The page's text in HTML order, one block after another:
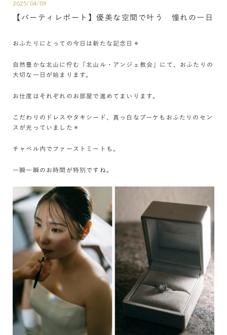
2025/04/09
【パーティレポート】優美な空間で叶う 憧れの一日
おふたりにとっての今日は新たな記念日＊
自然豊かな北山に佇む「北山ル・アンジェ教会」にて、おふたりの
大切な一日が始まります。
お仕度はそれぞれのお部屋で進めてまいります。
こだわりのドレスやタキシード、真っ白なブーケもおふたりのセン
スが光っていました＊
チャペル内でファーストミートも。
一瞬一瞬のお時間が特別ですね。